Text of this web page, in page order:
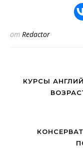
от Redactor
КУРСЫ